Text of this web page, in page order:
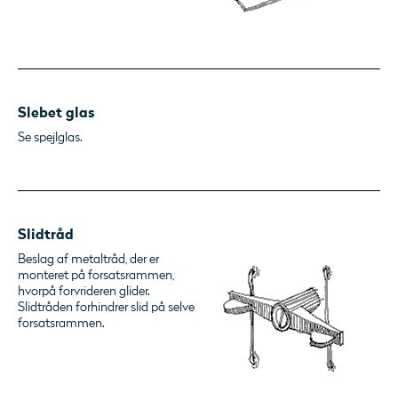
Slebet glas
Se spejlglas.
Slidtråd
Beslag af metaltråd, der er
monteret på forsatsrammen,
hvorpå forvrideren glider.
Slidtråden forhindrer slid på selve
forsatsrammen.